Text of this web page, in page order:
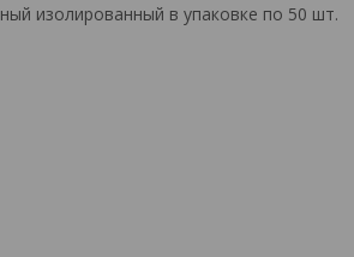
изолированный в упаковке по 50 шт.